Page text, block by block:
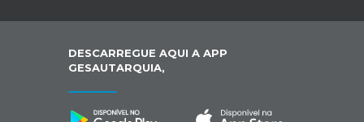
DESCARREGUE AQUI A APP
GESAUTARQUIA,